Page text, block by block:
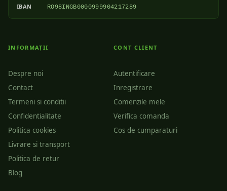
IBAN RO98INGB0000999904217289
INFORMAȚII
Despre noi
Contact
Termeni si conditii
Confidentialitate
Politica cookies
Livrare si transport
Politica de retur
Blog
CONT CLIENT
Autentificare
Inregistrare
Comenzile mele
Verifica comanda
Cos de cumparaturi